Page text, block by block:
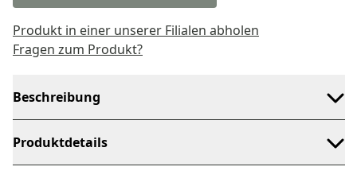
Produkt in einer unserer Filialen abholen
Fragen zum Produkt?
Beschreibung
Produktdetails